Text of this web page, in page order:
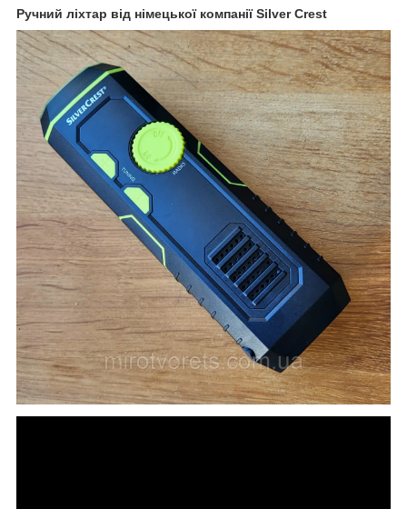
Ручний ліхтар від німецької компанії Silver Crest